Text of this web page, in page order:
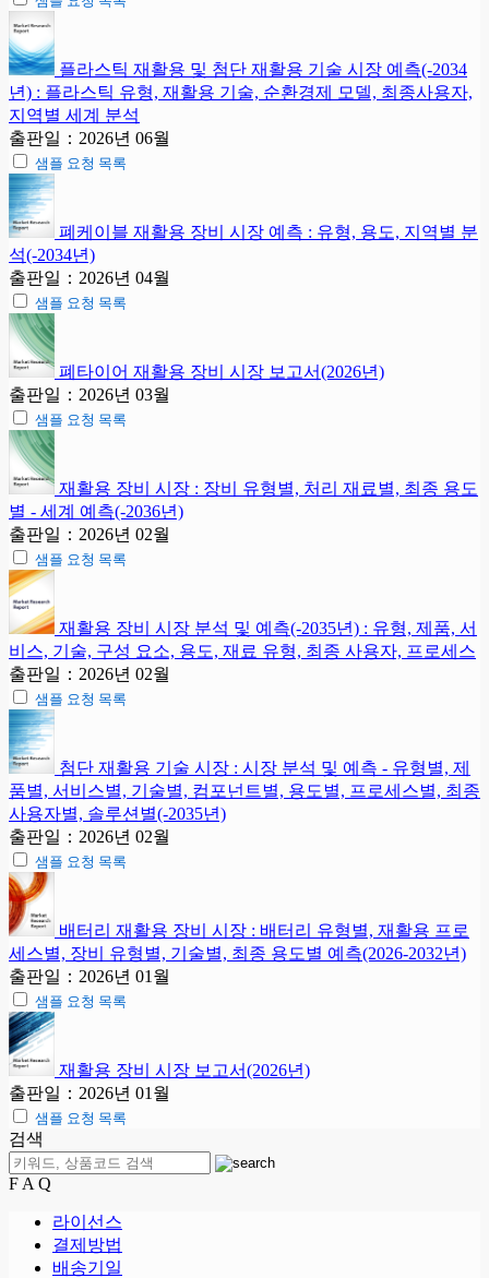
플라스틱 재활용 및 첨단 재활용 기술 시장 예측(-2034
년) : 플라스틱 유형, 재활용 기술, 순환경제 모델, 최종사용자,
지역별 세계 분석
출판일：2026년 06월
샘플 요청 목록
폐케이블 재활용 장비 시장 예측 : 유형, 용도, 지역별 분
석(-2034년)
출판일：2026년 04월
샘플 요청 목록
폐타이어 재활용 장비 시장 보고서(2026년)
출판일：2026년 03월
샘플 요청 목록
재활용 장비 시장 : 장비 유형별, 처리 재료별, 최종 용도
별 - 세계 예측(-2036년)
출판일：2026년 02월
샘플 요청 목록
재활용 장비 시장 분석 및 예측(-2035년) : 유형, 제품, 서
비스, 기술, 구성 요소, 용도, 재료 유형, 최종 사용자, 프로세스
출판일：2026년 02월
샘플 요청 목록
첨단 재활용 기술 시장 : 시장 분석 및 예측 - 유형별, 제
품별, 서비스별, 기술별, 컴포넌트별, 용도별, 프로세스별, 최종
사용자별, 솔루션별(-2035년)
출판일：2026년 02월
샘플 요청 목록
배터리 재활용 장비 시장 : 배터리 유형별, 재활용 프로
세스별, 장비 유형별, 기술별, 최종 용도별 예측(2026-2032년)
출판일：2026년 01월
샘플 요청 목록
재활용 장비 시장 보고서(2026년)
출판일：2026년 01월
샘플 요청 목록
검색
F A Q
라이선스
결제방법
배송기일